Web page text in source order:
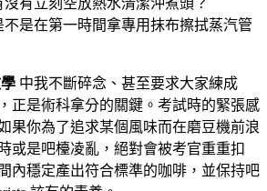
有立刻空放熱水清潔沖煮頭？
是在第一時間拿專用抹布擦拭蒸汽管
中我不斷碎念、甚至要求大家練成
正是術科拿分的關鍵。考試時的緊張感
果你為了追求某個風味而在磨豆機前浪
或是吧檯凌亂，絕對會被考官重重扣
內穩定產出符合標準的咖啡，並保持吧